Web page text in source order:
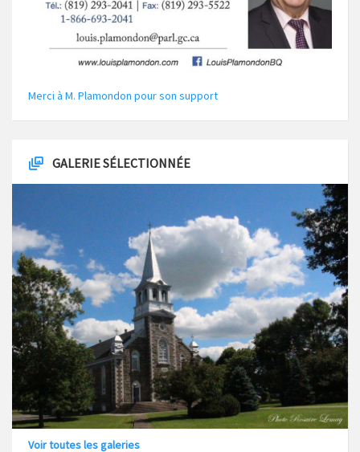
Merci à M. Plamondon pour son support
GALERIE SÉLECTIONNÉE
Voir toutes les galeries